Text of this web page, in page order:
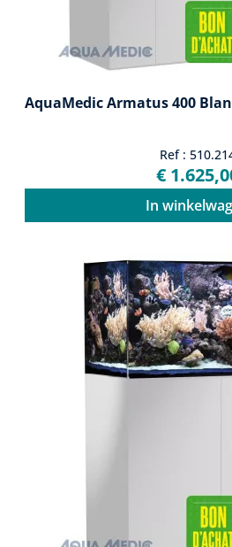
AquaMedic Armatus 400
Ref :
€
In